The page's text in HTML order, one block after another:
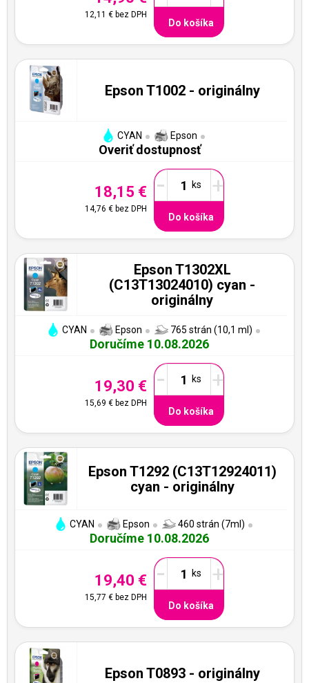
12,11 € bez DPH
Do košíka
Epson T1002 - originálny
CYAN Epson
Overiť dostupnosť
18,15 €
14,76 € bez DPH
- +
Do košíka
Epson T1302XL
(C13T13024010) cyan -
originálny
CYAN Epson 765 strán (10,1 ml)
Doručíme 10.08.2026
19,30 €
15,69 € bez DPH
- +
Do košíka
Epson T1292 (C13T12924011)
cyan - originálny
CYAN Epson 460 strán (7ml)
Doručíme 10.08.2026
19,40 €
15,77 € bez DPH
- +
Do košíka
Epson T0893 - originálny